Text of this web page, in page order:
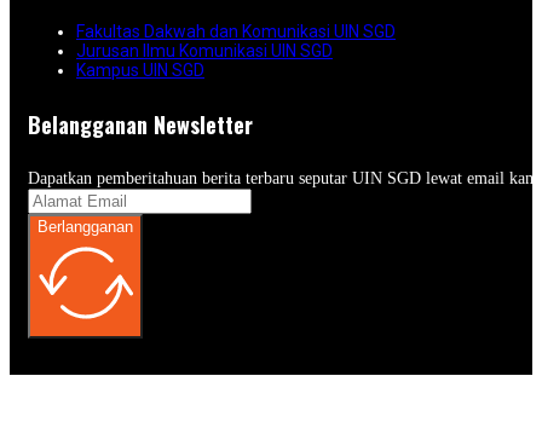
Fakultas Dakwah dan Komunikasi UIN SGD
Jurusan Ilmu Komunikasi UIN SGD
Kampus UIN SGD
Belangganan Newsletter
Dapatkan pemberitahuan berita terbaru seputar UIN SGD lewat email
Berlangganan